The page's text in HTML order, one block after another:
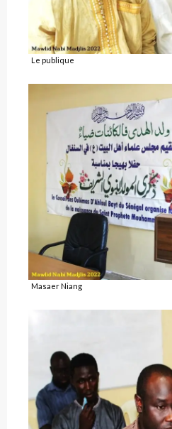
Le publique
Masaer Niang